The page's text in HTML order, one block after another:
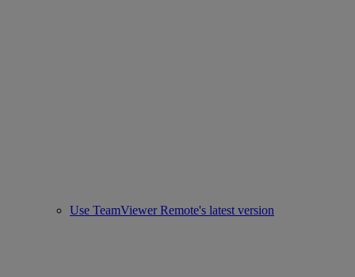
Use TeamViewer Remote's latest version